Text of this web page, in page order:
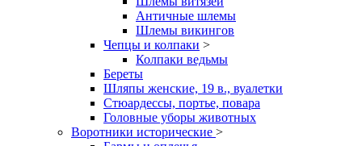
Античные шлемы
Шлемы викингов
Чепцы и колпаки >
Колпаки ведьмы
Береты
Шляпы женские, 19 в., вуалетки
Стюардессы, портье, повара
Головные уборы животных
Воротники исторические >